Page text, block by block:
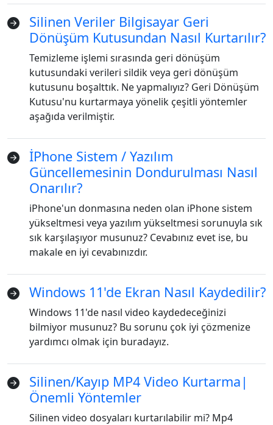
Silinen Veriler Bilgisayar Geri
Dönüşüm Kutusundan Nasıl Kurtarılır?
Temizleme işlemi sırasında geri dönüşüm
kutusundaki verileri sildik veya geri dönüşüm
kutusunu boşalttık. Ne yapmalıyız? Geri Dönüşüm
Kutusu'nu kurtarmaya yönelik çeşitli yöntemler
aşağıda verilmiştir.
İPhone Sistem / Yazılım
Güncellemesinin Dondurulması Nasıl
Onarılır?
iPhone'un donmasına neden olan iPhone sistem
yükseltmesi veya yazılım yükseltmesi sorunuyla sık
sık karşılaşıyor musunuz? Cevabınız evet ise, bu
makale en iyi cevabınızdır.
Windows 11'de Ekran Nasıl Kaydedilir?
Windows 11'de nasıl video kaydedeceğinizi
bilmiyor musunuz? Bu sorunu çok iyi çözmenize
yardımcı olmak için buradayız.
Silinen/Kayıp MP4 Video Kurtarma|
Önemli Yöntemler
Silinen video dosyaları kurtarılabilir mi? Mp4